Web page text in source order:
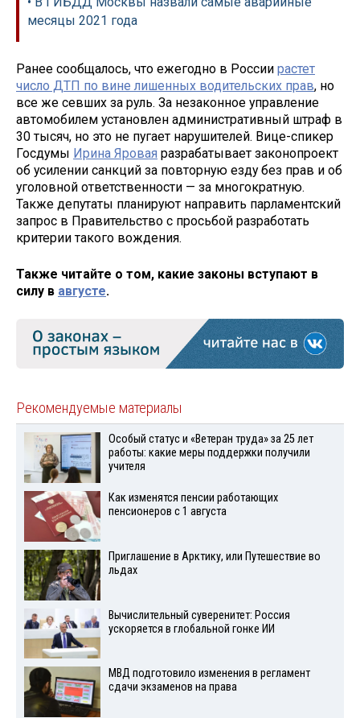
месяцы 2021 года
Ранее сообщалось, что ежегодно в России растет
число ДТП по вине лишенных водительских прав, но
все же севших за руль. За незаконное управление
автомобилем установлен административный штраф в
30 тысяч, но это не пугает нарушителей. Вице-спикер
Госдумы Ирина Яровая разрабатывает законопроект
об усилении санкций за повторную езду без прав и об
уголовной ответственности — за многократную.
Также депутаты планируют направить парламентский
запрос в Правительство с просьбой разработать
критерии такого вождения.
Также читайте о том, какие законы вступают в
силу в августе.
Рекомендуемые материалы
Особый статус и «Ветеран труда» за 25 лет
работы: какие меры поддержки получили
учителя
Как изменятся пенсии работающих
пенсионеров с 1 августа
Приглашение в Арктику, или Путешествие во
льдах
Вычислительный суверенитет: Россия
ускоряется в глобальной гонке ИИ
МВД подготовило изменения в регламент
сдачи экзаменов на права